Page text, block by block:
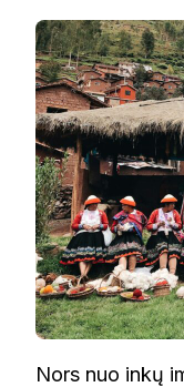
Nors nuo inkų